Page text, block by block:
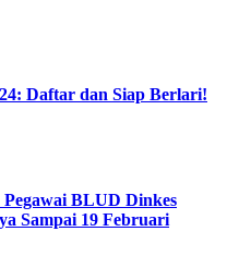
Daftar dan Siap Berlari!
BLUD Dinkes
Sampai 19 Februari